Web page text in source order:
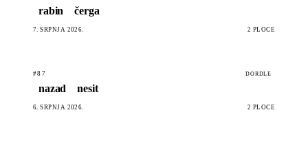
rabin čerga
7. SRPNJA 2026. 2 PLOČE
#87 DORDLE
nazad nesit
6. SRPNJA 2026. 2 PLOČE